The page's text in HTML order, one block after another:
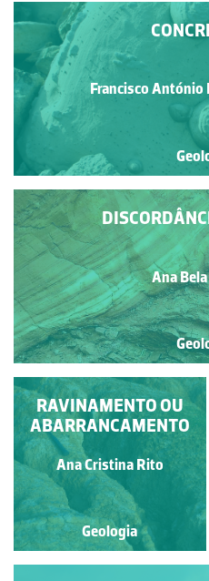
Francisco António
Ana
FALHAS NORMAIS
Ana Bela Saraiva
Geologia
RAVINAMENTO OU
ABARRANCAMENTO
Ana Cristina Rito
Geologia